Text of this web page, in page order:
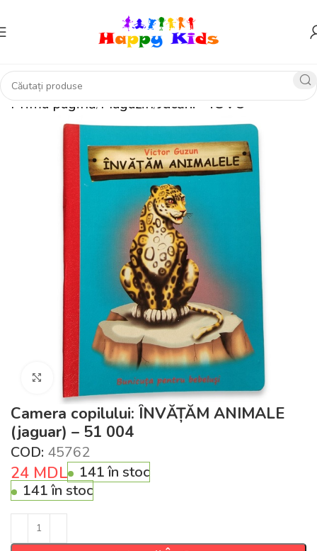
Prima pagină Magazin Jucării – IUVO
Click pentru a mări
Camera copilului: ÎNVĂȚĂM ANIMALE
(jaguar) – 51 004
COD: 45762
24 MDL
141 în stoc
141 în stoc